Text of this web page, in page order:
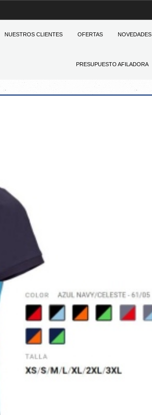
NUESTROS CLIENTES OFERTAS NOVEDADES
PRESUPUESTO AFILADORA